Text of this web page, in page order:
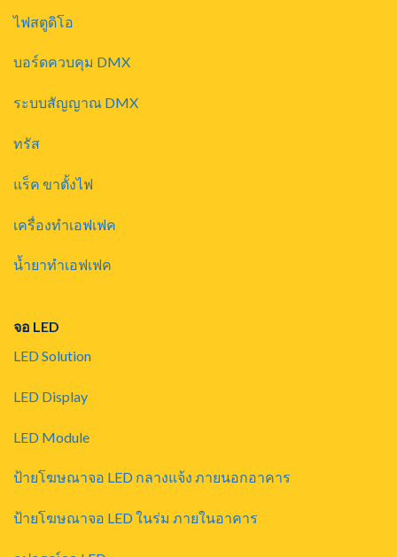
ไฟสตูดิโอ
บอร์ดควบคุม DMX
ระบบสัญญาณ DMX
ทรัส
แร็ค ขาตั้งไฟ
เครื่องทำเอฟเฟค
น้ำยาทำเอฟเฟค
จอ LED
LED Solution
LED Display
LED Module
ป้ายโฆษณาจอ LED กลางแจ้ง ภายนอกอาคาร
ป้ายโฆษณาจอ LED ในร่ม ภายในอาคาร